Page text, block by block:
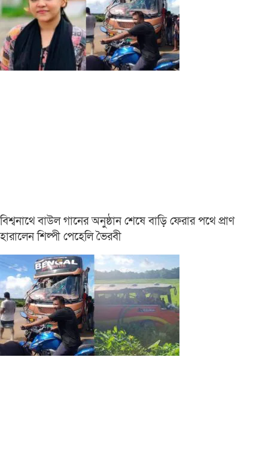
বিশ্বনাথে বাউল গানের অনুষ্ঠান শেষে বাড়ি ফেরার পথে প্রাণ
হারালেন শিল্পী পেহেলি ভৈরবী